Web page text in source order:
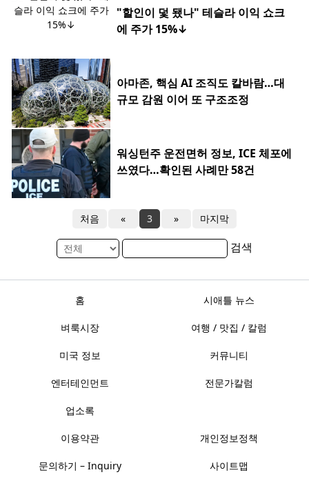
"할인이 덫 됐나" 테슬라 이익 쇼크
에 주가 15%↓
아마존, 핵심 AI 조직도 칼바람…대
규모 감원 이어 또 구조조정
워싱턴주 운전면허 정보, ICE 체포에
쓰였다…확인된 사례만 58건
처음 « 3 » 마지막
검색
홈 시애틀 뉴스
벼룩시장 여행 / 맛집 / 칼럼
미국 정보 커뮤니티
엔터테인먼트 전문가칼럼
업소록
이용약관 개인정보정책
문의하기 – Inquiry 사이트맵